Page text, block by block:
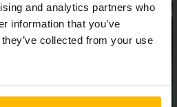
and analytics partners who
information that you’ve
collected from your use